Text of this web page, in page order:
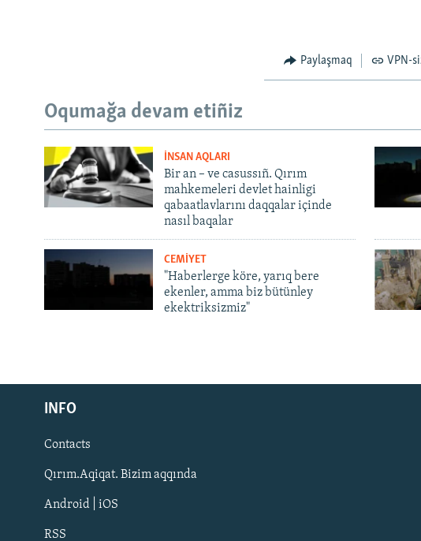
Русский
Українською
QOŞULIÑIZ!
Paylaşmaq VPN-
Oqumağa devam etiñiz
İNSAN AQLARI
Bir an – ve casussıñ. Qırım
mahkemeleri devlet hainligi
qabaatlavlarını daqqalar içinde
nasıl baqalar
CEMİYET
"Haberlerge köre, yarıq bere
ekenler, amma biz bütünley
ekektriksizmiz"
INFO
Contacts
Qırım.Aqiqat. Bizim aqqında
Android | iOS
RSS